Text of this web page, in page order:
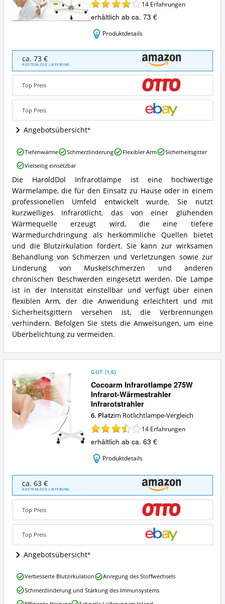
14 Erfahrungen
erhältlich ab ca. 73 €
Produktdetails
Infrarotlampe
HaroldDol
Wärmelampe
Rotlicht
Strahler
Rotlichtlampe
Angebote:
Wo
ist
diese
erhältlich?
ca. 73 €
KOSTENLOSE LIEFERUNG
Top Preis
Top Preis
Angebotsübersicht
Infrarotlampe
HaroldDol
Wärmelampe
Rotlicht
Strahler
Rotlichtlampe
Zusammenfassung:
Was
bietet
diese
Rotlichtlampe?
Die HaroldDol Infrarotlampe ist eine hochwertige
Wärmelampe, die für den Einsatz zu Hause oder in einem
professionellen Umfeld entwickelt wurde. Sie nutzt
kurzwelliges Infrarotlicht, das von einer glühenden
Wärmequelle erzeugt wird, die eine tiefere
Wärmedurchdringung als herkömmliche Quellen bietet
und die Blutzirkulation fördert. Sie kann zur wirksamen
Behandlung von Schmerzen und Verletzungen sowie zur
Linderung von Muskelschmerzen und anderen
chronischen Beschwerden eingesetzt werden. Die Lampe
ist in der Intensität einstellbar und verfügt über einen
flexiblen Arm, der die Anwendung erleichtert und mit
Sicherheitsgittern versehen ist, die Verbrennungen
verhindern. Befolgen Sie stets die Anweisungen, um eine
Überbelichtung zu vermeiden.
Infrarotlampe
HaroldDol
Wärmelampe
Rotlicht
Strahler
Rotlichtlampe
Vorteile:
Was
spricht
für
diese
Rotlichtlampe?
Tiefenwärme Schmerzlinderung Flexibler Arm
Sicherheitsgitter
Vielseitig einsetzbar
Cocoarm Infrarotlampe 275W
Infrarot-Wärmestrahler
Infrarotstrahler
GUT (1,6)
6. Platzim Rotlichtlampe-Vergleich
14 Erfahrungen
erhältlich ab ca. 63 €
Produktdetails
Cocoarm
Infrarotlampe
275W
Infrarot-
Wärmestrahler
Infrarotstrahler
Angebote:
Wo
ist
diese
erhältlich?
ca. 63 €
KOSTENLOSE LIEFERUNG
Top Preis
Top Preis
Angebotsübersicht
Cocoarm
Infrarotlampe
275W
Infrarot-
Verbesserte Blutzirkulation
Anregung des Stoffwechsels
Schmerzlinderung und Stärkung des Immunsystems